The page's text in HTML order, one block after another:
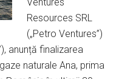
Ventures
Resources SRL
(„Petro Ventures”)
anunță finalizarea
naturale Ana, prima